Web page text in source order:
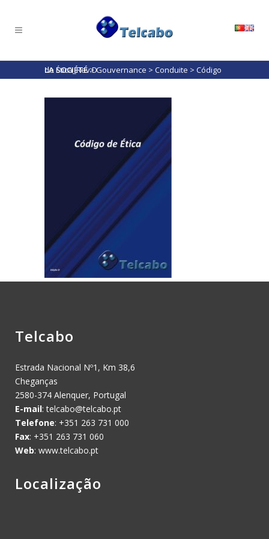
LA SOCIÉTÉ>Gouvernance > Conduite >
Código de Ética_Rev.D
Telcabo
Estrada Nacional Nº1, Km 38,6
Cheganças
2580-374 Alenquer, Portugal
E-mail:telcabo@telcabo.pt
Telefone: +351 263 731 000
Fax: +351 263 731 060
Web: www.telcabo.pt
Localização